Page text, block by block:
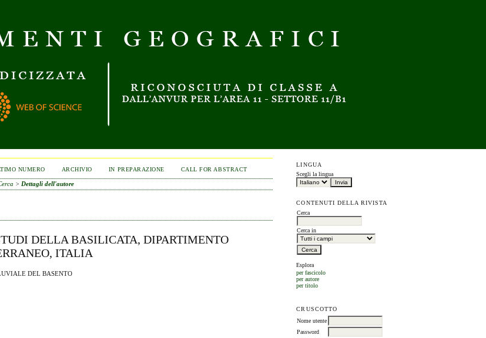
LINGUA
Scegli la lingua
CONTENUTI DELLA RIVISTA
Cerca
Cerca in
Esplora
per fascicolo
per autore
per titolo
CRUSCOTTO
Nome utente
Password
NUMERO ARCHIVIO IN PREPARAZIONE CALL FOR ABSTRACT
> Dettagli dell'autore
DELLA BASILICATA, DIPARTIMENTO
ITALIA
DEL BASENTO